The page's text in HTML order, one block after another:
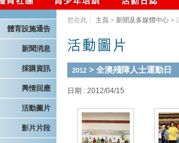
體育設施通告
新聞消息
採購資訊
輿情回應
活動圖片
影片片段
您在此： 主頁 > 新聞及多媒體中心 >
2012 > 全澳殘障人士運動日
日期 : 2012/04/15